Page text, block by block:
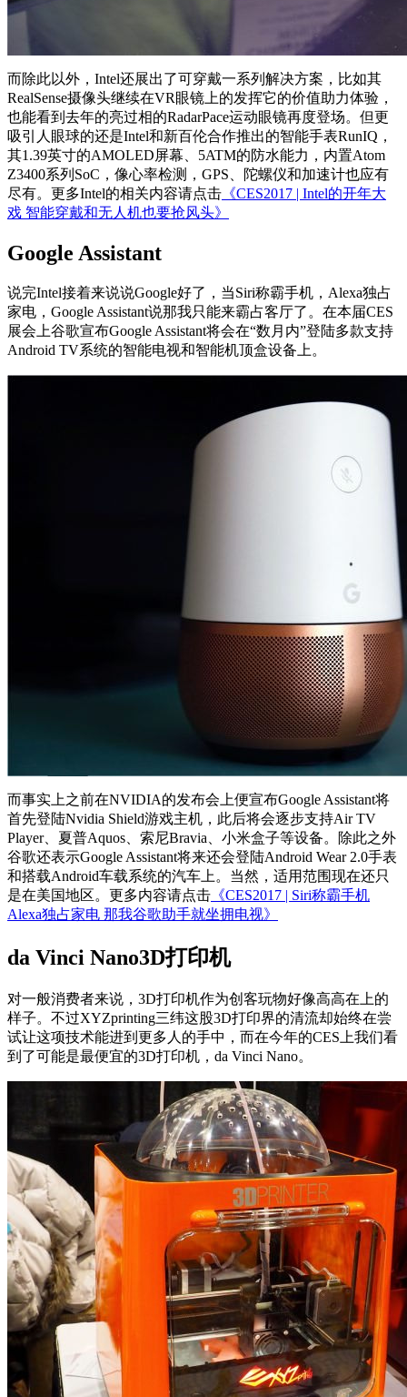
而除此以外，Intel还展出了可穿戴一系列解决方案，比如其
RealSense摄像头继续在VR眼镜上的发挥它的价值助力体验，
也能看到去年的亮过相的RadarPace运动眼镜再度登场。但更
吸引人眼球的还是Intel和新百伦合作推出的智能手表RunIQ，
其1.39英寸的AMOLED屏幕、5ATM的防水能力，内置Atom
Z3400系列SoC，像心率检测，GPS、陀螺仪和加速计也应有
尽有。更多Intel的相关内容请点击 《CES2017 | Intel的开年大
戏 智能穿戴和无人机也要抢风头》
Google Assistant
说完Intel接着来说说Google好了，当Siri称霸手机，Alexa独占
家电，Google Assistant说那我只能来霸占客厅了。在本届CES
展会上谷歌宣布Google Assistant将会在“数月内”登陆多款支持
Android TV系统的智能电视和智能机顶盒设备上。
而事实上之前在NVIDIA的发布会上便宣布Google Assistant将
首先登陆Nvidia Shield游戏主机，此后将会逐步支持Air TV
Player、夏普Aquos、索尼Bravia、小米盒子等设备。除此之外
谷歌还表示Google Assistant将来还会登陆Android Wear 2.0手表
和搭载Android车载系统的汽车上。当然，适用范围现在还只
是在美国地区。更多内容请点击 《CES2017 | Siri称霸手机
Alexa独占家电 那我谷歌助手就坐拥电视》
da Vinci Nano3D打印机
对一般消费者来说，3D打印机作为创客玩物好像高高在上的
样子。不过XYZprinting三纬这股3D打印界的清流却始终在尝
试让这项技术能进到更多人的手中，而在今年的CES上我们看
到了可能是最便宜的3D打印机，da Vinci Nano。